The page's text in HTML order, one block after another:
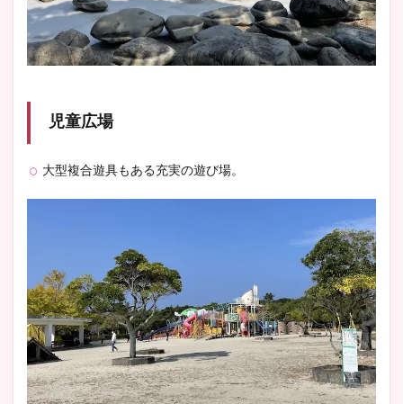
児童広場
大型複合遊具もある充実の遊び場。